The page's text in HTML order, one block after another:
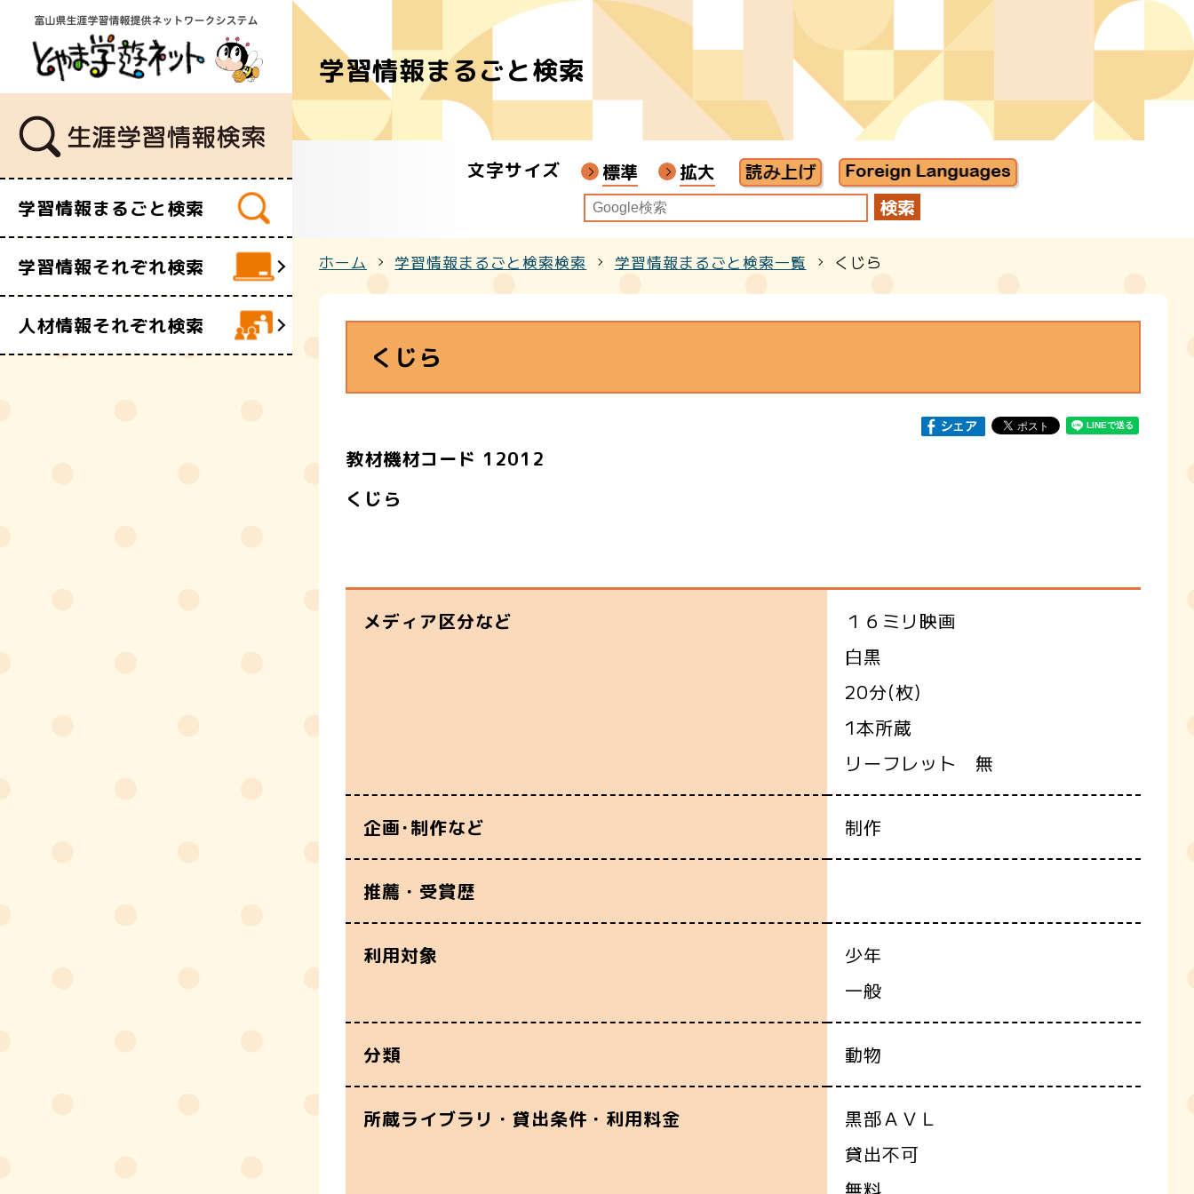
学習情報まるごと検索
学習情報それぞれ検索
学習講座
人材情報それぞれ検索
講師・指導者
ボランティア
学習情報まるごと検索
文字サイズ 標準 拡大
ホーム 学習情報まるごと検索検索 学習情報まるごと検索一覧 くじら
くじら
教材機材コード 12012
くじら
メディア区分など
１６ミリ映画
白黒
20分(枚)
1本所蔵
リーフレット 無
企画･制作など 制作
推薦・受賞歴
利用対象
少年
一般
分類 動物
所蔵ライブラリ・貸出条件・利用料金
黒部ＡＶＬ
貸出不可